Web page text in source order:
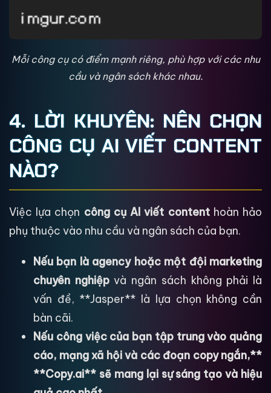
Mỗi công cụ có điểm mạnh riêng, phù hợp với các nhu
cầu và ngân sách khác nhau.
4. LỜI KHUYÊN: NÊN CHỌN
CÔNG CỤ AI VIẾT CONTENT
NÀO?
Việc lựa chọn công cụ AI viết contenthoàn hảo
phụ thuộc vào nhu cầu và ngân sách của bạn.
Nếu bạn là agency hoặc một đội marketing
chuyên nghiệpvà ngân sách không phải là
vấn đề, **Jasper** là lựa chọn không cần
bàn cãi.
Nếu công việc của bạn tập trung vào quảng
cáo, mạng xã hội và các đoạn copy ngắn,**
**Copy.ai** sẽ mang lại sự sáng tạo và hiệu